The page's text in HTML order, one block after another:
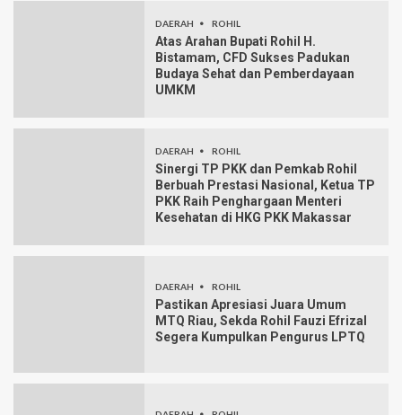
DAERAH ROHIL
Atas Arahan Bupati Rohil H.
Bistamam, CFD Sukses Padukan
Budaya Sehat dan Pemberdayaan
UMKM
DAERAH ROHIL
Sinergi TP PKK dan Pemkab Rohil
Berbuah Prestasi Nasional, Ketua TP
PKK Raih Penghargaan Menteri
Kesehatan di HKG PKK Makassar
DAERAH ROHIL
Pastikan Apresiasi Juara Umum
MTQ Riau, Sekda Rohil Fauzi Efrizal
Segera Kumpulkan Pengurus LPTQ